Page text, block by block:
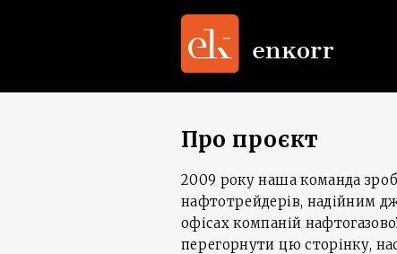
Про проєкт
2009 року наша команда
нафтотрейдерів, надійним
офісах компаній
перегорнути цю сторінку,